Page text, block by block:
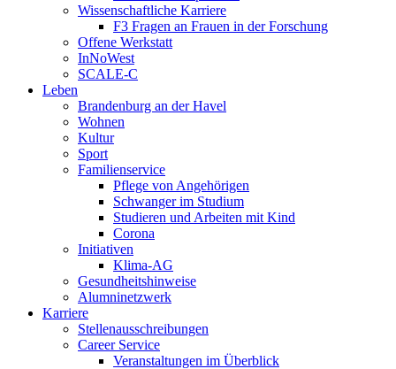
Wissenschaftliche Karriere
F3 Fragen an Frauen in der Forschung
Offene Werkstatt
InNoWest
SCALE-C
Leben
Brandenburg an der Havel
Wohnen
Kultur
Sport
Familienservice
Pflege von Angehörigen
Schwanger im Studium
Studieren und Arbeiten mit Kind
Corona
Initiativen
Klima-AG
Gesundheitshinweise
Alumninetzwerk
Karriere
Stellenausschreibungen
Career Service
Veranstaltungen im Überblick